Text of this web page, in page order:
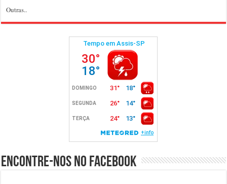
Outras..
Encontre-nos no Facebook